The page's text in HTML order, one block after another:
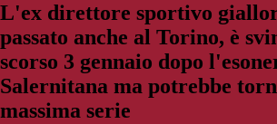
L'ex direttore sportivo
passato anche al Torino, è
scorso 3 gennaio dopo
Salernitana ma potrebbe
massima serie